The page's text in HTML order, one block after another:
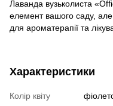
Лаванда вузьколиста
елемент вашого саду,
для ароматерапії та
Характеристики
Колір квіту